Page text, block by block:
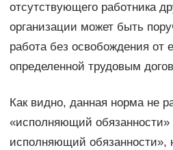
отсутствующего работника
организации может быть
работа без освобождения от
определенной трудовым
Как видно, данная норма не
«исполняющий обязанности»
исполняющий обязанности»,